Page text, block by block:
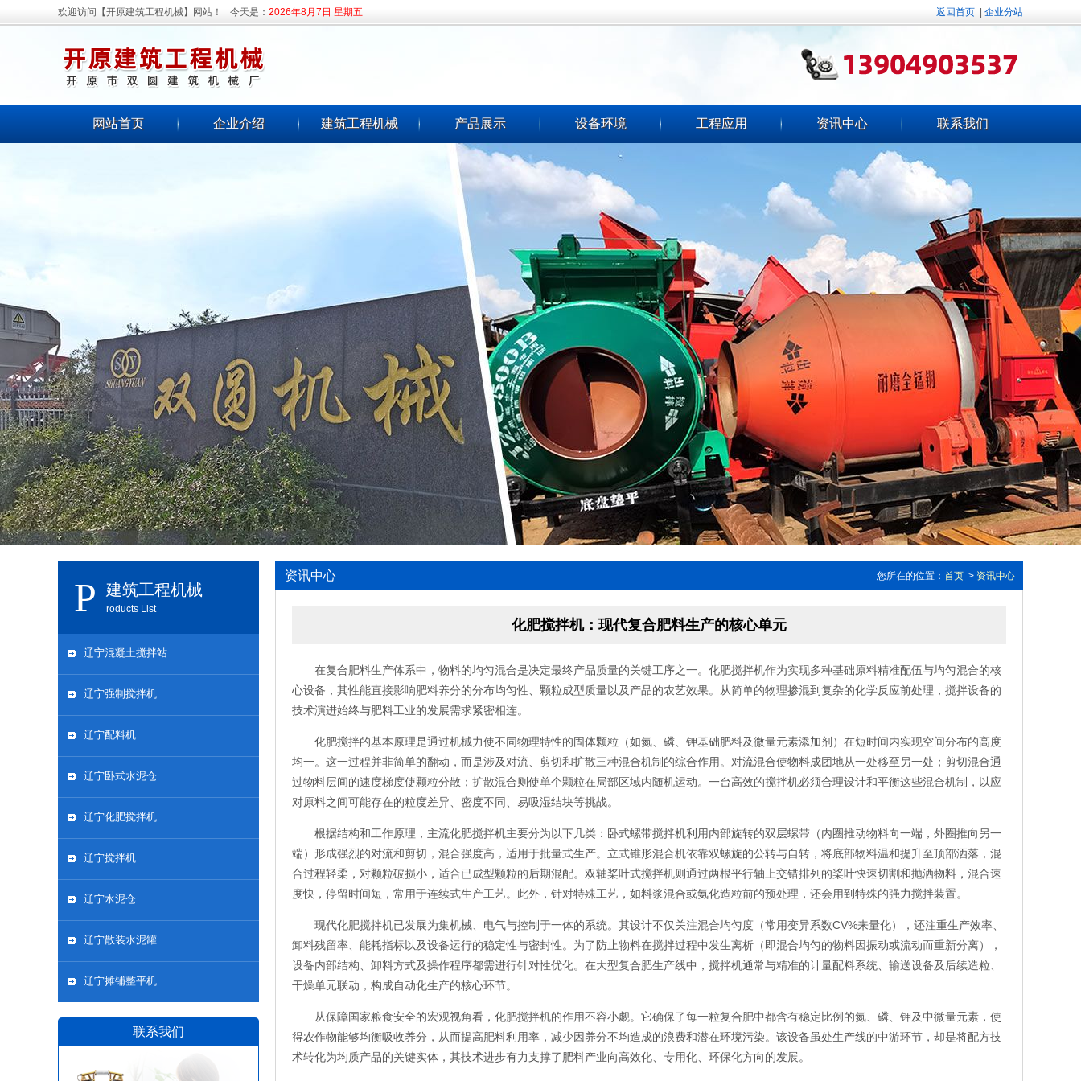
欢迎访问【开原建筑工程机械】网站！ 今天是： 2026年8月7日 星期五 返回首页 企业分站
网站首页 企业介绍 建筑工程机械 产品展示 设备环境 工程应用 资讯中心 联系我们
建筑工程机械
roducts List
辽宁混凝土搅拌站
辽宁强制搅拌机
辽宁配料机
辽宁卧式水泥仓
辽宁化肥搅拌机
辽宁搅拌机
辽宁水泥仓
辽宁散装水泥罐
辽宁摊铺整平机
联系我们
资讯中心 您所在的位置： 首页 > 资讯中心
化肥搅拌机：现代复合肥料生产的核心单元
在复合肥料生产体系中，物料的均匀混合是决定最终产品质量的关键工序之一。化肥搅拌机作为实现多种基础原料精准配伍与均匀混合的核
心设备，其性能直接影响肥料养分的分布均匀性、颗粒成型质量以及产品的农艺效果。从简单的物理掺混到复杂的化学反应前处理，搅拌设备的
技术演进始终与肥料工业的发展需求紧密相连。
化肥搅拌的基本原理是通过机械力使不同物理特性的固体颗粒（如氮、磷、钾基础肥料及微量元素添加剂）在短时间内实现空间分布的高度
均一。这一过程并非简单的翻动，而是涉及对流、剪切和扩散三种混合机制的综合作用。对流混合使物料成团地从一处移至另一处；剪切混合通
过物料层间的速度梯度使颗粒分散；扩散混合则使单个颗粒在局部区域内随机运动。一台高效的搅拌机必须合理设计和平衡这些混合机制，以应
对原料之间可能存在的粒度差异、密度不同、易吸湿结块等挑战。
根据结构和工作原理，主流化肥搅拌机主要分为以下几类：卧式螺带搅拌机利用内部旋转的双层螺带（内圈推动物料向一端，外圈推向另一
端）形成强烈的对流和剪切，混合强度高，适用于批量式生产。立式锥形混合机依靠双螺旋的公转与自转，将底部物料温和提升至顶部洒落，混
合过程轻柔，对颗粒破损小，适合已成型颗粒的后期混配。双轴桨叶式搅拌机则通过两根平行轴上交错排列的桨叶快速切割和抛洒物料，混合速
度快，停留时间短，常用于连续式生产工艺。此外，针对特殊工艺，如料浆混合或氨化造粒前的预处理，还会用到特殊的强力搅拌装置。
现代化肥搅拌机已发展为集机械、电气与控制于一体的系统。其设计不仅关注混合均匀度（常用变异系数CV%来量化），还注重生产效率、
卸料残留率、能耗指标以及设备运行的稳定性与密封性。为了防止物料在搅拌过程中发生离析（即混合均匀的物料因振动或流动而重新分离），
设备内部结构、卸料方式及操作程序都需进行针对性优化。在大型复合肥生产线中，搅拌机通常与精准的计量配料系统、输送设备及后续造粒、
干燥单元联动，构成自动化生产的核心环节。
从保障国家粮食安全的宏观视角看，化肥搅拌机的作用不容小觑。它确保了每一粒复合肥中都含有稳定比例的氮、磷、钾及中微量元素，使
得农作物能够均衡吸收养分，从而提高肥料利用率，减少因养分不均造成的浪费和潜在环境污染。该设备虽处生产线的中游环节，却是将配方技
术转化为均质产品的关键实体，其技术进步有力支撑了肥料产业向高效化、专用化、环保化方向的发展。